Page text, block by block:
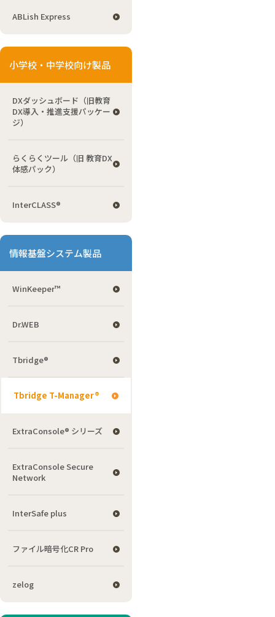
ABLish Express
小学校・中学校向け製品
DXダッシュボード（旧教育
DX導入・推進支援パッケー
ジ）
らくらくツール（旧 教育DX
体感パック）
InterCLASS®
情報基盤システム製品
WinKeeper™
Dr.WEB
Tbridge®
Tbridge T-Manager®
ExtraConsole® シリーズ
ExtraConsole Secure
Network
InterSafe plus
ファイル暗号化CR Pro
zelog